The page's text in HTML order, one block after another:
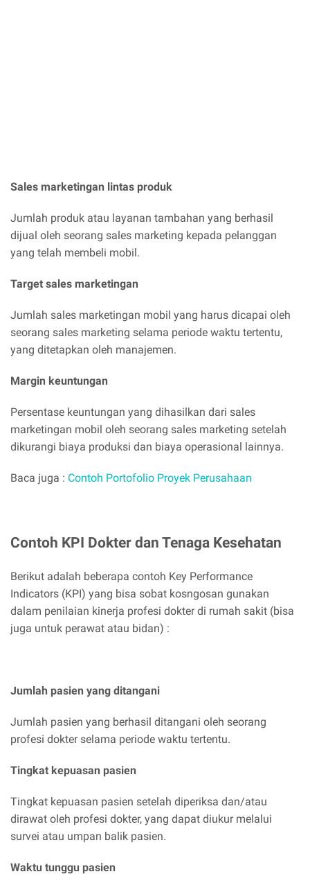
Sales marketingan lintas produk
Jumlah produk atau layanan tambahan yang berhasil
dijual oleh seorang sales marketing kepada pelanggan
yang telah membeli mobil.
Target sales marketingan
Jumlah sales marketingan mobil yang harus dicapai oleh
seorang sales marketing selama periode waktu tertentu,
yang ditetapkan oleh manajemen.
Margin keuntungan
Persentase keuntungan yang dihasilkan dari sales
marketingan mobil oleh seorang sales marketing setelah
dikurangi biaya produksi dan biaya operasional lainnya.
Baca juga : Contoh Portofolio Proyek Perusahaan
Contoh KPI Dokter dan Tenaga Kesehatan
Berikut adalah beberapa contoh Key Performance
Indicators (KPI) yang bisa sobat kosngosan gunakan
dalam penilaian kinerja profesi dokter di rumah sakit (bisa
juga untuk perawat atau bidan) :
Jumlah pasien yang ditangani
Jumlah pasien yang berhasil ditangani oleh seorang
profesi dokter selama periode waktu tertentu.
Tingkat kepuasan pasien
Tingkat kepuasan pasien setelah diperiksa dan/atau
dirawat oleh profesi dokter, yang dapat diukur melalui
survei atau umpan balik pasien.
Waktu tunggu pasien